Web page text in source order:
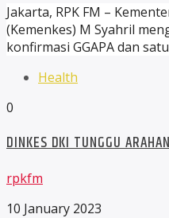
Jakarta, RPK FM –
(Kemenkes) M Syahril
konfirmasi GGAPA dan
Health
0
DINKES DKI TUNGGU
rpkfm
10 January 2023